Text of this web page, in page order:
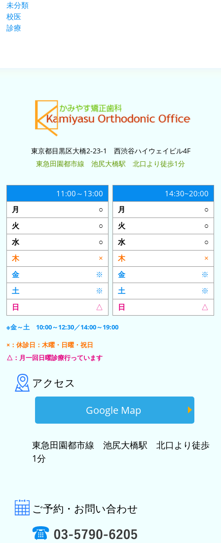
未分類
校医
診療
東京都目黒区大橋2-23-1 西渋谷ハイウェイビル4F
東急田園都市線 池尻大橋駅 北口より徒歩1分
11:00～13:00
○
○
○
×
※
※
△
14:30~20:00
○
○
○
×
※
※
△
※金～土 10:00～12:30／14:00～19:00
×：休診日：木曜・日曜・祝日
△：月一回日曜診療行っています
アクセス
Google Map
東急田園都市線 池尻大橋駅 北口より徒歩
1分
ご予約・お問い合わせ